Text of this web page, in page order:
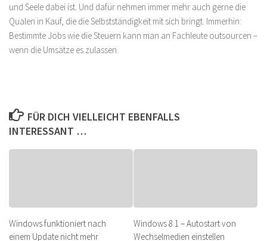
und Seele dabei ist. Und dafür nehmen immer mehr auch gerne die
Qualen in Kauf, die die Selbstständigkeit mit sich bringt. Immerhin:
Bestimmte Jobs wie die Steuern kann man an Fachleute outsourcen –
wenn die Umsätze es zulassen.
FÜR DICH VIELLEICHT EBENFALLS
INTERESSANT …
Windows funktioniert nach
einem Update nicht mehr
Windows 8.1 – Autostart von
Wechselmedien einstellen